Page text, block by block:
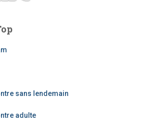
sans lendemain
adulte